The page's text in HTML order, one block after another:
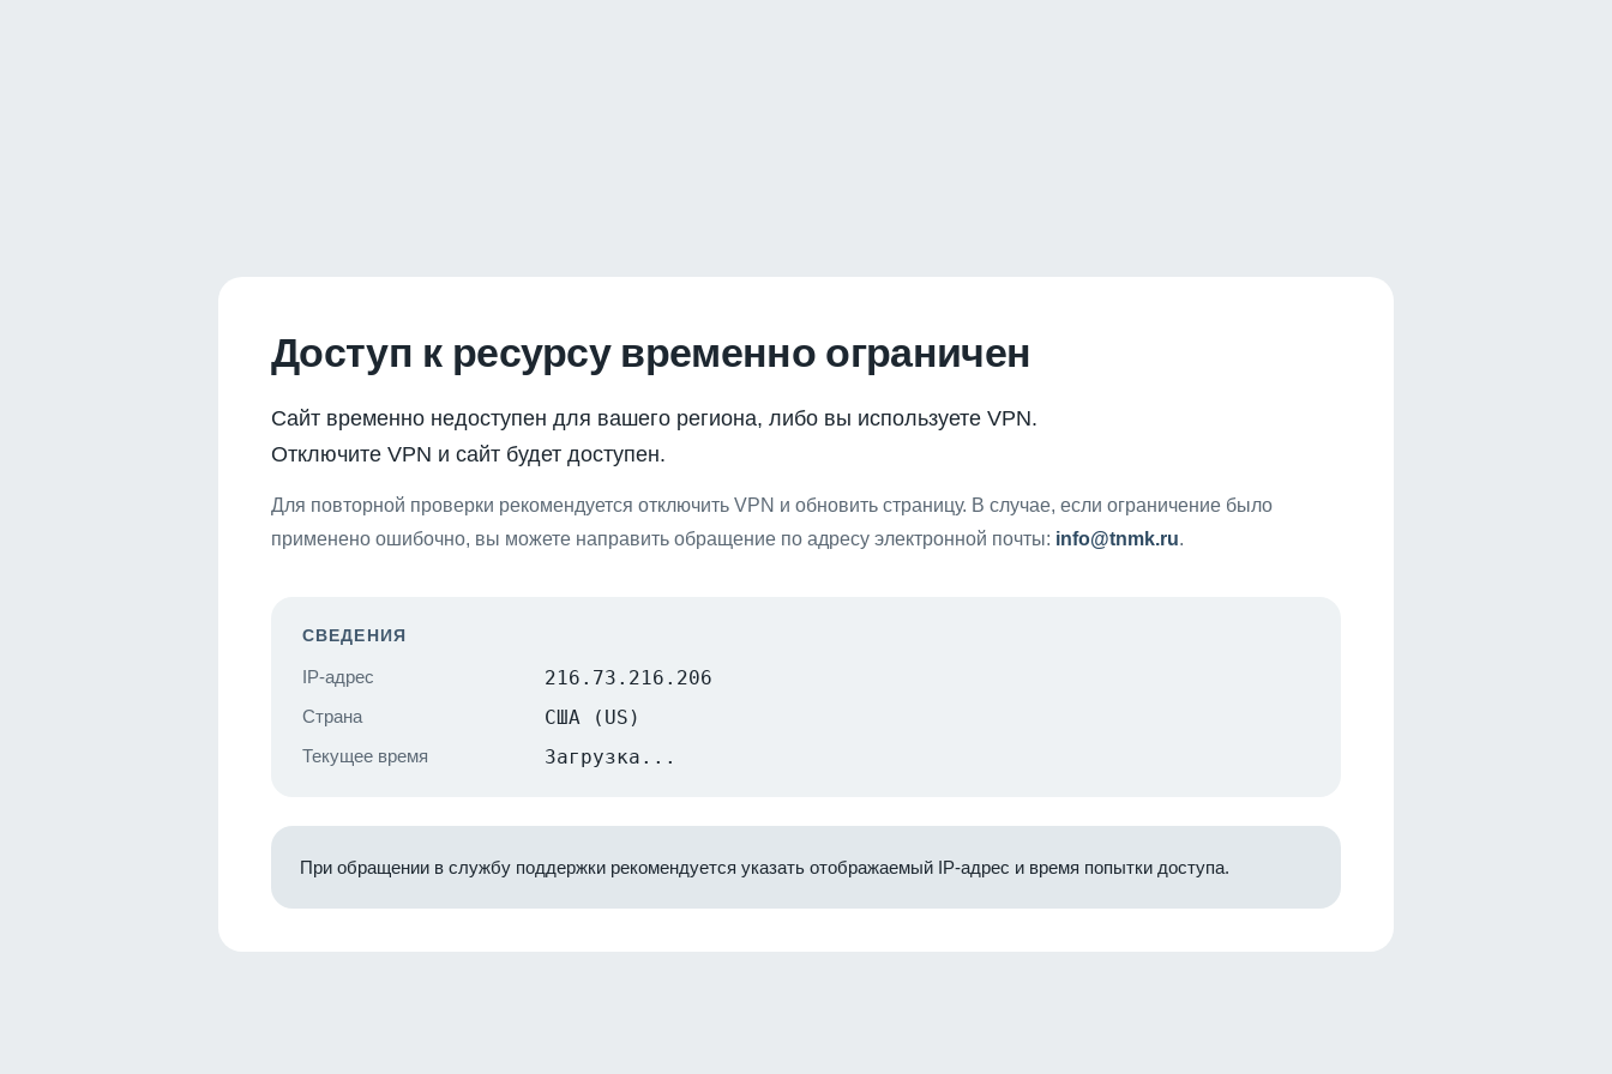
Доступ к ресурсу временно ограничен
Сайт временно недоступен для вашего региона, либо вы используете VPN.
Отключите VPN и сайт будет доступен.
Для повторной проверки рекомендуется отключить VPN и обновить страницу. В случае, если ограничение было
применено ошибочно, вы можете направить обращение по адресу электронной почты: info@tnmk.ru.
СВЕДЕНИЯ
IP-адрес 216.73.216.206
Страна США (US)
Текущее время Загрузка...
При обращении в службу поддержки рекомендуется указать отображаемый IP-адрес и время попытки доступа.